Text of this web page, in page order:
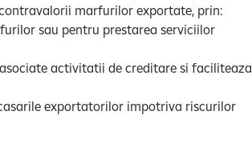
marfurilor exportate, prin:
sau pentru prestarea serviciilor
activitatii de creditare si faciliteaza
exportatorilor impotriva riscurilor